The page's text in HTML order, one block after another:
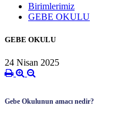
Birimlerimiz
GEBE OKULU
GEBE OKULU
24 Nisan 2025
Gebe Okulunun amacı nedir?